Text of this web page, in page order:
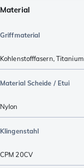
Material
Griffmaterial
Kohlenstofffasern,Titanium
Material Scheide / Etui
Nylon
Klingenstahl
CPM 20CV